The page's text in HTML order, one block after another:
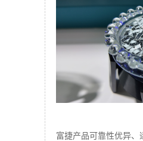
富捷产品可靠性优异